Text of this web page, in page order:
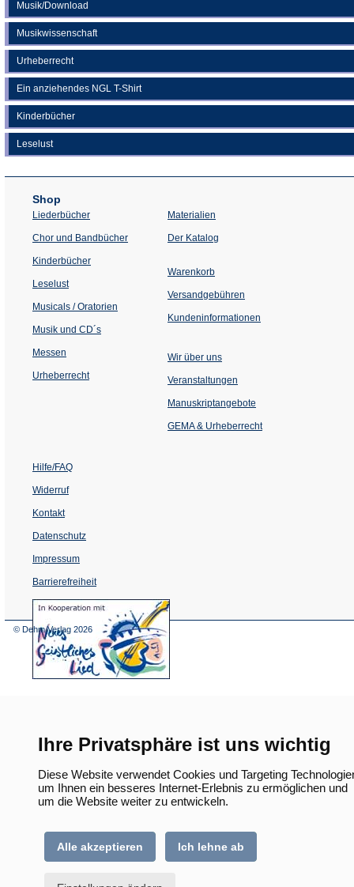
Ihre Privatsphäre ist uns wichtig
Diese Website verwendet Cookies und Targeting
um Ihnen ein besseres Internet-Erlebnis zu ermöglichen und
um die Website weiter zu entwickeln.
Alle akzeptieren Ich lehne ab
Musik/Download
Musikwissenschaft
Urheberrecht
Ein anziehendes NGL T-Shirt
Kinderbücher
Leselust
Shop
Liederbücher
Chor und Bandbücher
Kinderbücher
Leselust
Musicals / Oratorien
Musik und CD´s
Messen
Urheberrecht
Materialien
Der Katalog
Warenkorb
Versandgebühren
Kundeninformationen
Wir über uns
Veranstaltungen
einem
Tab)
Manuskriptangebote
GEMA & Urheberrecht
Hilfe/FAQ
Widerruf
Kontakt
Datenschutz
Impressum
Barrierefreiheit
(Öffnet
in
© Dehm Verlag 2026